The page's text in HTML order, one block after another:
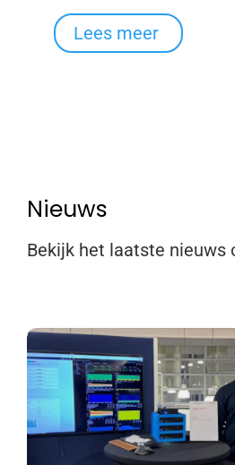
Lees meer
Nieuws
Bekijk het laatste nieuws